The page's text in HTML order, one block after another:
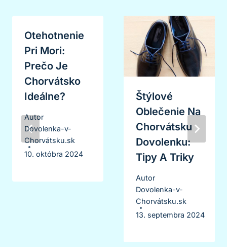
Otehotnenie
Pri Mori:
Prečo Je
Chorvátsko
Ideálne?
Autor
Dovolenka-v-
Chorvátsku.sk
10. októbra 2024
Štýlové
Oblečenie Na
Chorvátsku
Dovolenku:
Tipy A Triky
Autor
Dovolenka-v-
Chorvátsku.sk
13. septembra 2024